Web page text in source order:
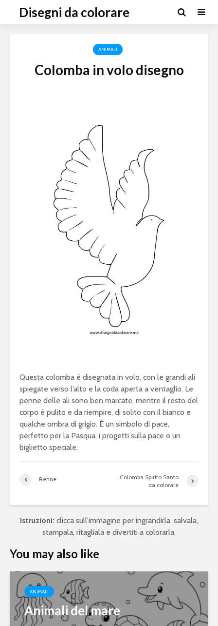
Disegni da colorare
ANIMALI
Colomba in volo disegno
Questa colomba è disegnata in volo, con le grandi ali
spiegate verso l’alto e la coda aperta a ventaglio. Le
penne delle ali sono ben marcate, mentre il resto del
corpo è pulito e da riempire, di solito con il bianco e
qualche ombra di grigio. È un simbolo di pace,
perfetto per la Pasqua, i progetti sulla pace o un
biglietto speciale.
Renne
Colomba Spirito Santo
da colorare
Istruzioni: clicca sull'immagine per ingrandirla, salvala,
stampala, ritagliala e divertiti a colorarla.
You may also like
ANIMALI
Animali del mare